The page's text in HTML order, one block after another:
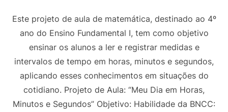
Este projeto de aula de matemática, destinado ao 4º
ano do Ensino Fundamental I, tem como objetivo
ensinar os alunos a ler e registrar medidas e
intervalos de tempo em horas, minutos e segundos,
aplicando esses conhecimentos em situações do
cotidiano. Projeto de Aula: “Meu Dia em Horas,
Minutos e Segundos” Objetivo: Habilidade da BNCC: